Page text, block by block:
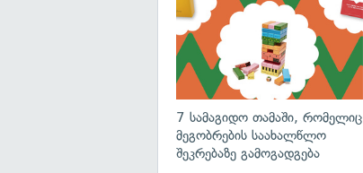
7 სამაგიდო თამაში, რომელიც
მეგობრების საახალწლო
შეკრებაზე გამოგადგება